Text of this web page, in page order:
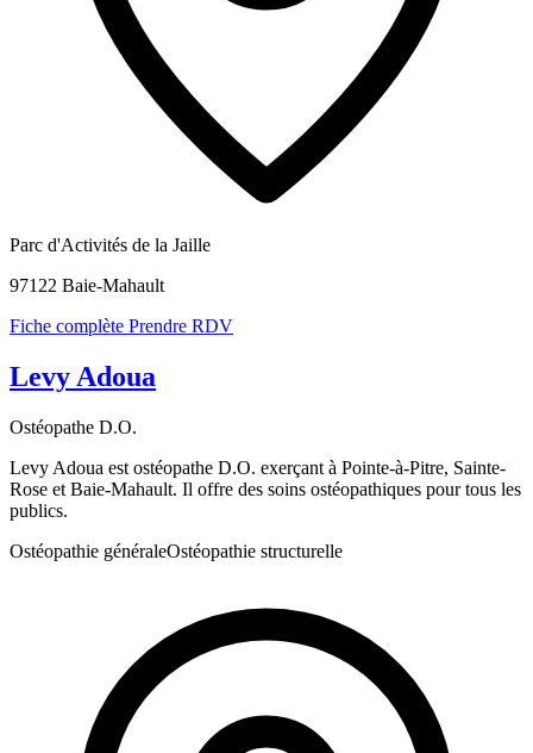
Parc d'Activités de la Jaille
97122 Baie-Mahault
Fiche complète Prendre RDV
Levy Adoua
Ostéopathe D.O.
Levy Adoua est ostéopathe D.O. exerçant à Pointe-à-Pitre, Sainte-
Rose et Baie-Mahault. Il offre des soins ostéopathiques pour tous les
publics.
Ostéopathie généraleOstéopathie structurelle